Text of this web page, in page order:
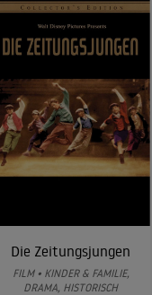
Die Zeitungsjungen
FILM • KINDER & FAMILIE,
DRAMA, HISTORISCH